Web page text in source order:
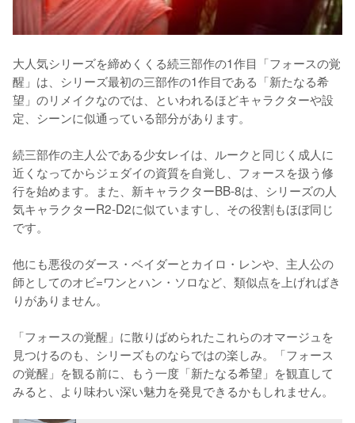
大人気シリーズを締めくくる続三部作の1作目「フォースの覚
醒」は、シリーズ最初の三部作の1作目である「新たなる希
望」のリメイクなのでは、といわれるほどキャラクターや設
定、シーンに似通っている部分があります。
続三部作の主人公である少女レイは、ルークと同じく成人に
近くなってからジェダイの資質を自覚し、フォースを扱う修
行を始めます。また、新キャラクターBB-8は、シリーズの人
気キャラクターR2-D2に似ていますし、その役割もほぼ同じ
です。
他にも悪役のダース・ベイダーとカイロ・レンや、主人公の
師としてのオビ=ワンとハン・ソロなど、類似点を上げればき
りがありません。
「フォースの覚醒」に散りばめられたこれらのオマージュを
見つけるのも、シリーズものならではの楽しみ。「フォース
の覚醒」を観る前に、もう一度「新たなる希望」を観直して
みると、より味わい深い魅力を発見できるかもしれません。